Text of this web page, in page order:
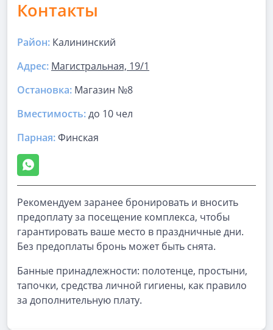
Контакты
Район: Калининский
Адрес: Магистральная, 19/1
Остановка: Магазин №8
Вместимость:до 10 чел
Парная:Финская
Рекомендуем заранее бронировать и вносить
предоплату за посещение комплекса, чтобы
гарантировать ваше место в праздничные дни.
Без предоплаты бронь может быть снята.
Банные принадлежности: полотенце, простыни,
тапочки, средства личной гигиены, как правило
за дополнительную плату.